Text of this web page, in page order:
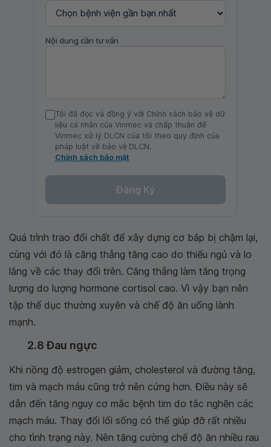
Nội dung cần tư vấn
Tôi đã đọc và đồng ý với Chính sách bảo vệ dữ
liệu cá nhân của Vinmec và chấp thuận để
Vinmec xử lý DLCN của tôi theo quy định của
pháp luật về bảo vệ DLCN.
Chính sách bảo mật
Đăng Ký
Quá trình trao đổi chất để xây dựng cơ bắp bị chậm lại,
cùng với đó là căng thẳng tăng cao do thiếu ngủ và lo
lắng về các thay đổi trên. Căng thẳng làm tăng trọng
lượng do lượng hormone cortisol cao. Vì vậy bạn nên
tập thể dục thường xuyên và chế độ ăn uống lành
mạnh.
2.8 Đau ngực
Khi nồng độ estrogen giảm, cholesterol và đường tăng,
tim và mạch máu cũng trở nên cứng hơn. Điều này sẽ
dẫn đến tăng nguy cơ mắc bệnh tim do tắc nghẽn các
mạch máu. Thay đổi lối sống có thể giúp đỡ rất nhiều
cho tình trạng này. Nên tăng cường chế độ ăn nhiều rau